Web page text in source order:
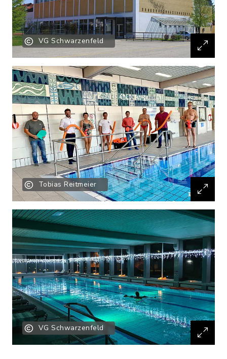
VG Schwarzenfeld
Tobias Reitmeier
VG Schwarzenfeld